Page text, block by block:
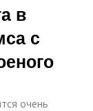
в
с
очень